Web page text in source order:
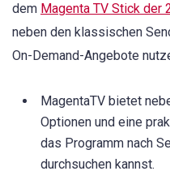
dem Magenta TV Stick der
neben den klassischen
On-Demand-Angebote
MagentaTV bietet
Optionen und eine
das Programm nach
durchsuchen kannst.